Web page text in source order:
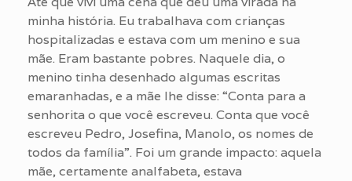
minha história. Eu trabalhava com crianças
hospitalizadas e estava com um menino e sua
mãe. Eram bastante pobres. Naquele dia, o
menino tinha desenhado algumas escritas
emaranhadas, e a mãe lhe disse: “Conta para a
senhorita o que você escreveu. Conta que você
escreveu Pedro, Josefina, Manolo, os nomes de
todos da família”. Foi um grande impacto: aquela
mãe, certamente analfabeta, estava